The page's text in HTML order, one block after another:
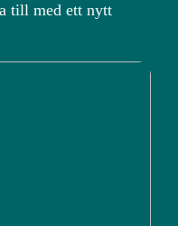
till med ett nytt